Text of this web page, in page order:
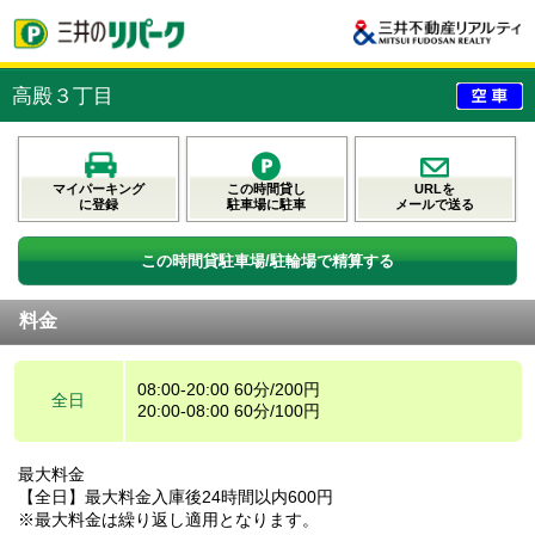
高殿３丁目
マイパーキング
に登録
この時間貸し
駐車場に駐車
URLを
メールで送る
この時間貸駐車場/駐輪場で精算する
料金
全日
08:00-20:00 60分/200円
20:00-08:00 60分/100円
最大料金
【全日】最大料金入庫後24時間以内600円
※最大料金は繰り返し適用となります。